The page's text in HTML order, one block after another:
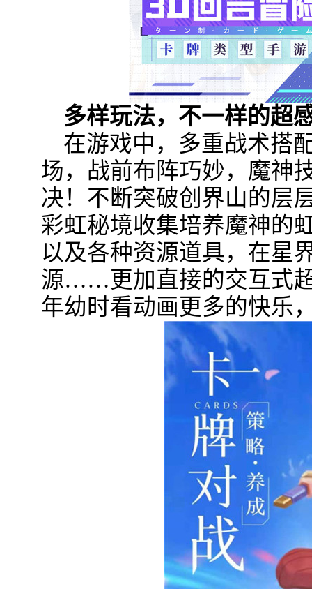
多样玩法，不一样的超
在游戏中，多重战术搭
场，战前布阵巧妙，魔神
决！不断突破创界山的层
彩虹秘境收集培养魔神的
以及各种资源道具，在星
源……更加直接的交互式
年幼时看动画更多的快乐